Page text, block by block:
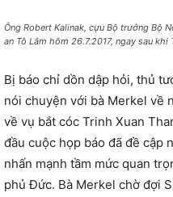
Ông Robert Kalinak, cựu Bộ trưởng Bộ
an Tô Lâm hôm 26.7.2017, ngay sau
Bị báo chỉ dồn dập hỏi, thủ
nói chuyện với bà Merkel về
về vụ bắt cóc Trinh Xuan
đầu cuộc họp báo đã đề cập
nhấn mạnh tầm mức quan
phủ Đức. Bà Merkel chờ đợi